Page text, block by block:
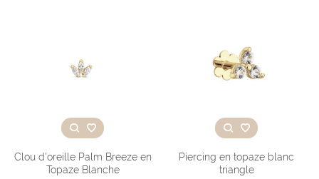
Clou d'oreille Palm Breeze en
Topaze Blanche
Piercing en topaze blanc
triangle